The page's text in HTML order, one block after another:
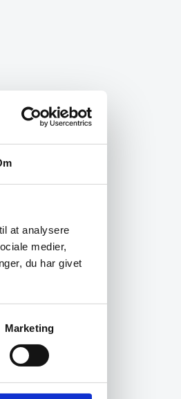
at analysere
medier,
du har givet
Marketing